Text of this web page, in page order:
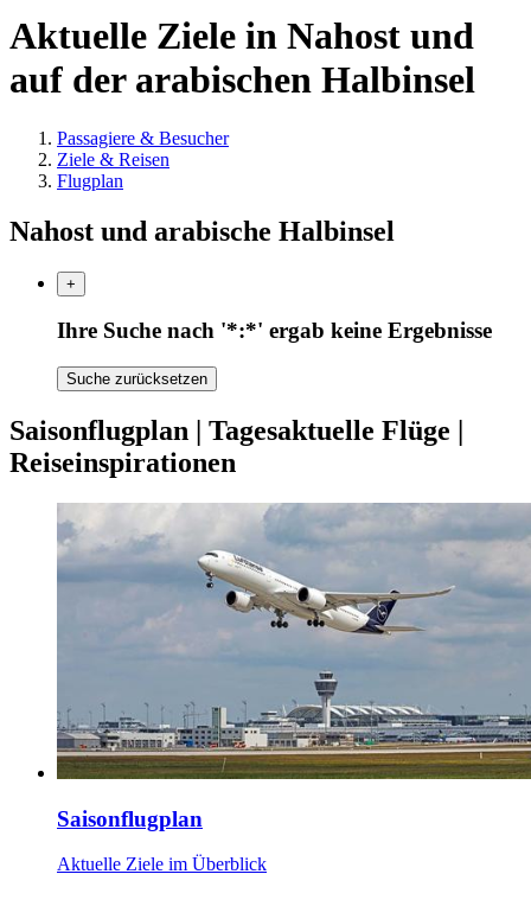
Aktuelle Ziele in Nahost und
auf der arabischen Halbinsel
Passagiere & Besucher
Ziele & Reisen
Flugplan
Nahost und arabische Halbinsel
+
Ihre Suche nach '*:*' ergab keine Ergebnisse
Suche zurücksetzen
Saisonflugplan | Tagesaktuelle Flüge |
Reiseinspirationen
Saisonflugplan
Aktuelle Ziele im Überblick